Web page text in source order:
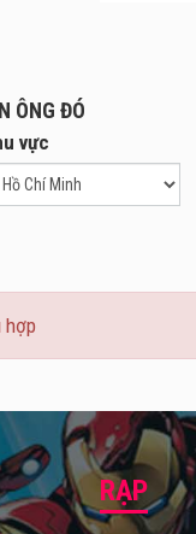
Rie và
đến
Bí ẩn
be
Người
ÔNG ĐÓ
vực
hợp
RẠP